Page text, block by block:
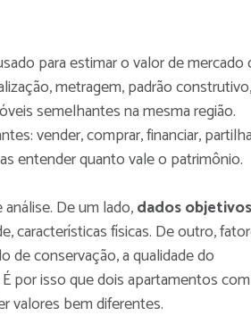
para estimar o valor de mercado
metragem, padrão construtivo,
semelhantes na mesma região.
vender, comprar, financiar,
entender quanto vale o patrimônio.
De um lado,dados objetivos
características físicas. De outro,
de conservação, a qualidade do
por isso que dois apartamentos
valores bem diferentes.